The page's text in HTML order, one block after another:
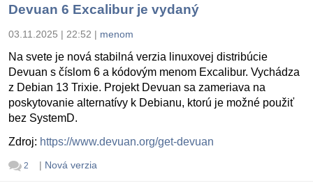
Devuan 6 Excalibur je vydaný
03.11.2025 | 22:52 | menom
Na svete je nová stabilná verzia linuxovej distribúcie
Devuan s číslom 6 a kódovým menom Excalibur. Vychádza
z Debian 13 Trixie. Projekt Devuan sa zameriava na
poskytovanie alternatívy k Debianu, ktorú je možné použiť
bez SystemD.
Zdroj: https://www.devuan.org/get-devuan
2 | Nová verzia